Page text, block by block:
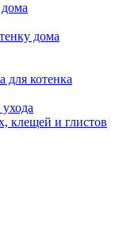
дома
для котенка
клещей и глистов